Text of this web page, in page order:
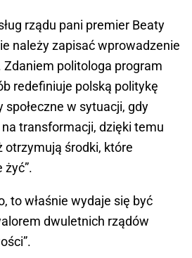
rządu pani premier Beaty
należy zapisać wprowadzenie
Zdaniem politologa program
redefiniuje polską politykę
społeczne w sytuacji, gdy
na transformacji, dzięki temu
otrzymują środki, które
żyć”.
to właśnie wydaje się być
dwuletnich rządów